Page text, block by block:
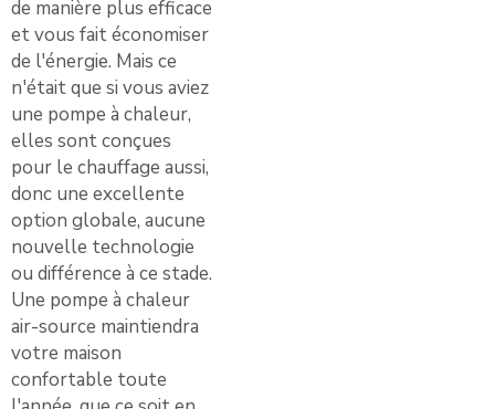
de manière plus efficace
et vous fait économiser
de l'énergie. Mais ce
n'était que si vous aviez
une pompe à chaleur,
elles sont conçues
pour le chauffage aussi,
donc une excellente
option globale, aucune
nouvelle technologie
ou différence à ce stade.
Une pompe à chaleur
air-source maintiendra
votre maison
confortable toute